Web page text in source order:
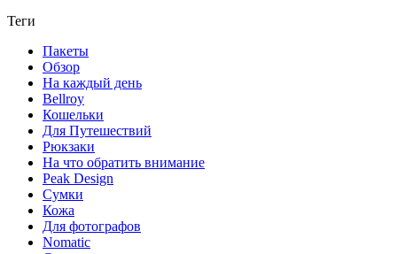
Теги
Пакеты
Обзор
На каждый день
Bellroy
Кошельки
Для Путешествий
Рюкзаки
На что обратить внимание
Peak Design
Сумки
Кожа
Для фотографов
Nomatic